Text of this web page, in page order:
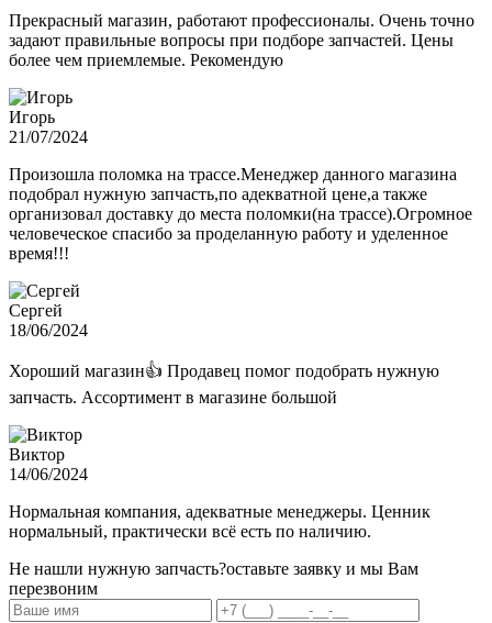
Прекрасный магазин, работают профессионалы. Очень точно
задают правильные вопросы при подборе запчастей. Цены
более чем приемлемые. Рекомендую
Игорь
21/07/2024
Произошла поломка на трассе.Менеджер данного магазина
подобрал нужную запчасть,по адекватной цене,а также
организовал доставку до места поломки(на трассе).Огромное
человеческое спасибо за проделанную работу и уделенное
время!!!
Сергей
18/06/2024
Хороший магазин👍 Продавец помог подобрать нужную
запчасть. Ассортимент в магазине большой
Виктор
14/06/2024
Нормальная компания, адекватные менеджеры. Ценник
нормальный, практически всё есть по наличию.
Не нашли нужную запчасть?оставьте заявку и мы Вам
перезвоним